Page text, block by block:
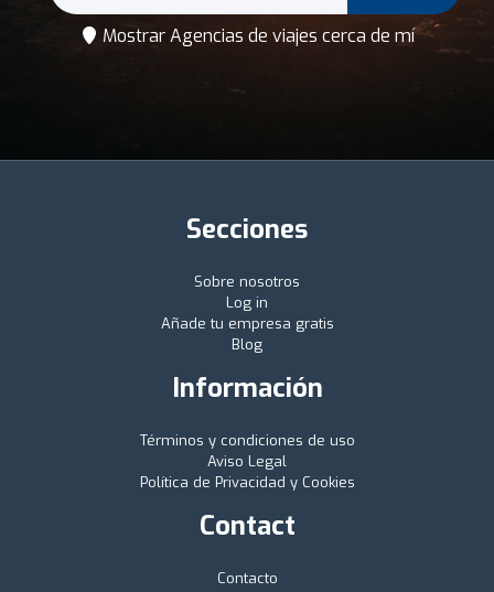
Mostrar Agencias de viajes cerca de mí
Secciones
Sobre nosotros
Log in
Añade tu empresa gratis
Blog
Información
Términos y condiciones de uso
Aviso Legal
Política de Privacidad y Cookies
Contact
Contacto